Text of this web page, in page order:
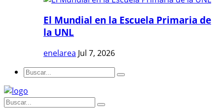
El Mundial en la Escuela Primaria de
la UNL
enelarea Jul 7, 2026